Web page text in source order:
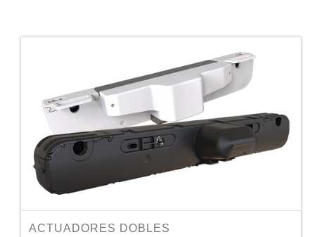
ACTUADORES DOBLES